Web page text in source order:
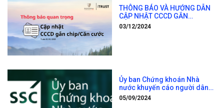
THÔNG BÁO VÀ HƯỚNG DẪN
CẬP NHẬT CCCD GẮN
CHIP/CĂN CƯỚC QUA ỨNG
DỤNG ITRUST
03/12/2024
Ủy ban Chứng khoán Nhà
nước khuyến cáo người dân
khi nhận được chào mời tham
gia diễn đàn, hội nhóm đầu tư
05/09/2024